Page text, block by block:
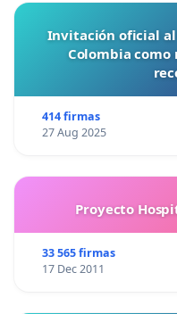
Invitación oficial al
Colombia como
414 firmas
27 Aug 2025
Proyecto
33 565 firmas
17 Dec 2011